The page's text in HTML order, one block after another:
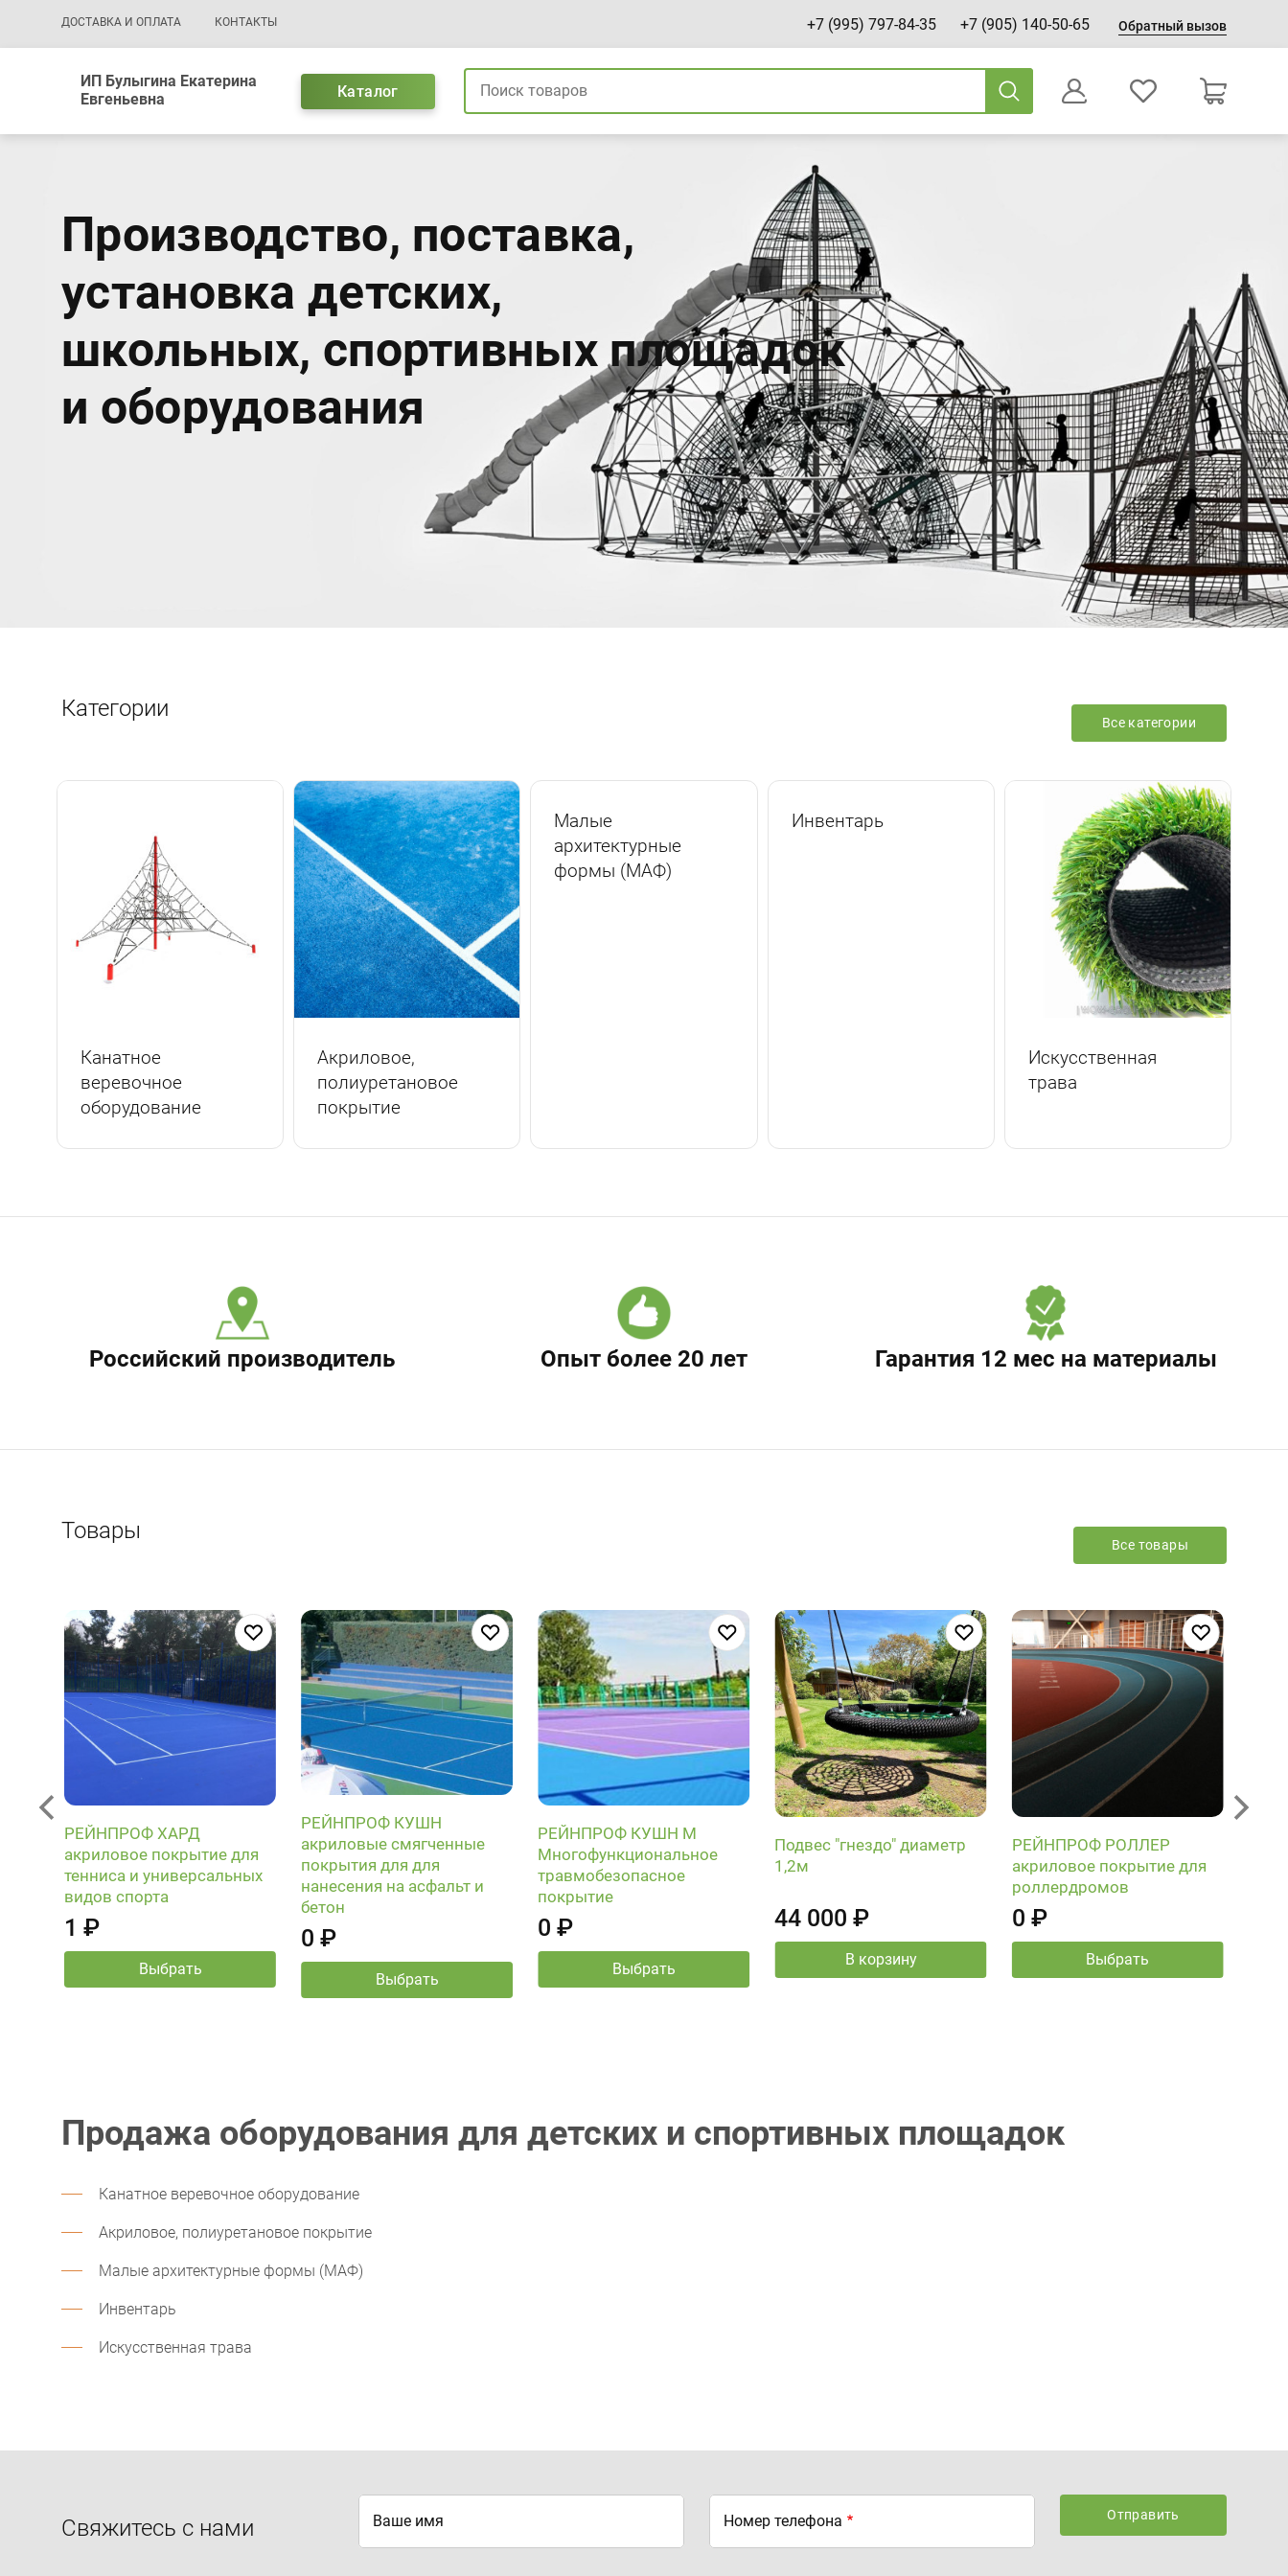
Основная навигация
ДОСТАВКА И ОПЛАТА КОНТАКТЫ +7 (995) 797-84-35 +7 (905) 140-50-65 Обратный вызов
ИП Булыгина Екатерина
Евгеньевна
Каталог
Производство, поставка,
установка детских,
школьных, спортивных площадок
и оборудования
Категории
Все категории
Канатное
веревочное
оборудование
Акриловое,
полиуретановое
покрытие
Малые
архитектурные
формы (МАФ)
Инвентарь
Искусственная
трава
Российский производитель Опыт более 20 лет Гарантия 12 мес на материалы
Товары
Все товары
РЕЙНПРОФ ХАРД
акриловое покрытие для
тенниса и универсальных
видов спорта
1 ₽
Выбрать
РЕЙНПРОФ КУШН
акриловые смягченные
покрытия для для
нанесения на асфальт и
бетон
0 ₽
Выбрать
РЕЙНПРОФ КУШН M
Многофункциональное
травмобезопасное
покрытие
0 ₽
Выбрать
Подвес "гнездо" диаметр
1,2м
44 000 ₽
В корзину
РЕЙНПРОФ РОЛЛЕР
акриловое покрытие для
роллердромов
0 ₽
Выбрать
Продажа оборудования для детских и спортивных площадок
Канатное веревочное оборудование
Акриловое, полиуретановое покрытие
Малые архитектурные формы (МАФ)
Инвентарь
Искусственная трава
Свяжитесь с нами Ваше имя Номер телефона